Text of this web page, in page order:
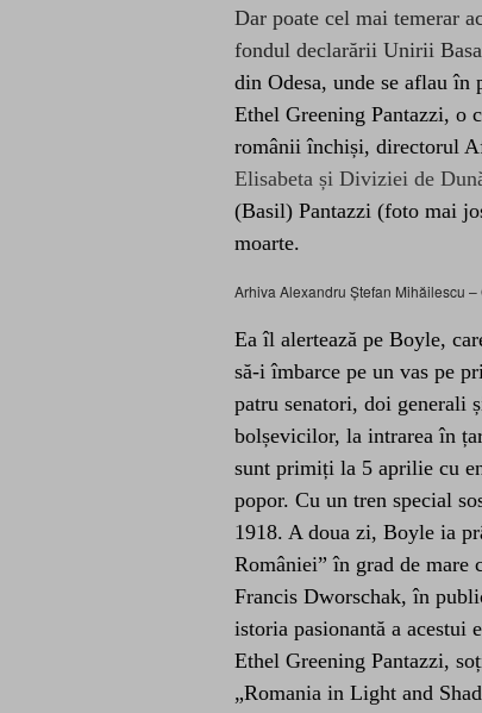
Dar poate cel mai temerar
fondul declarării Unirii
din Odesa, unde se aflau
Ethel Greening Pantazzi, o
românii închiși, directorul
Elisabeta și Diviziei de
(Basil) Pantazzi (foto mai
moarte.
Arhiva Alexandru Ștefan Mihăilescu
Ea îl alertează pe Boyle,
să-i îmbarce pe un vas pe
patru senatori, doi generali
bolșevicilor, la intrarea în
sunt primiți la 5 aprilie cu
popor. Cu un tren special
1918. A doua zi, Boyle ia
României” în grad de mare
Francis Dworschak, în
istoria pasionantă a acestui
Ethel Greening Pantazzi,
„Romania in Light and